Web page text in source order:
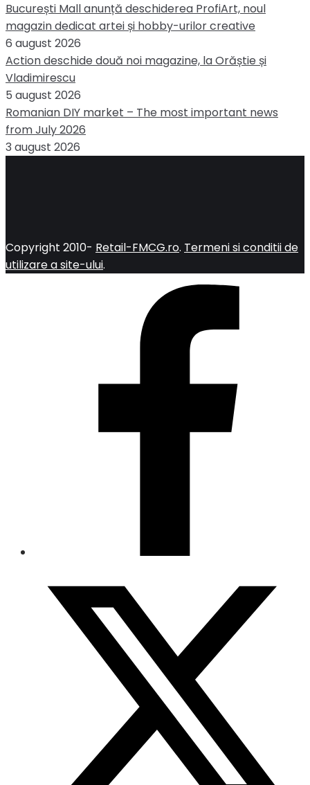
București Mall anunță deschiderea ProfiArt, noul
magazin dedicat artei și hobby-urilor creative
6 august 2026
Action deschide două noi magazine, la Orăștie și
Vladimirescu
5 august 2026
Romanian DIY market – The most important news
from July 2026
3 august 2026
Copyright 2010- Retail-FMCG.ro. Termeni si conditii de
utilizare a site-ului.